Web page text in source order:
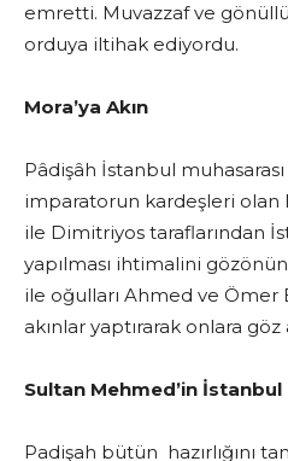
emretti. Muvazzaf ve
orduya iltihak ediyordu.
Mora’ya Akın
Pâdişâh İstanbul
imparatorun kardeşleri olan
ile Dimitriyos taraflarından
yapılması ihtimalini
ile oğulları Ahmed ve
akınlar yaptırarak onlara göz
Sultan Mehmed’in
Padişah bütün hazırlığını